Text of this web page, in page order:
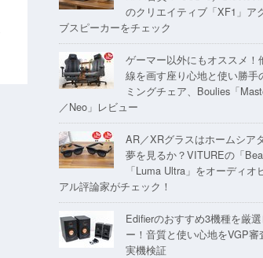
のクリエイティブ「XF1」ア
ブスピーカーをチェック
ゲーマー以外にもオススメ！
線を画す座り心地と使い勝手
ミングチェア、Boulies「
／Neo」レビュー
AR／XRグラスはホームシア
夢を見るか？VITUREの「
「Luma Ultra」をオーディオ
アル評論家がチェック！
Edifierのおすすめ3機種を厳
ー！音質と使い心地をVGP審
実機検証